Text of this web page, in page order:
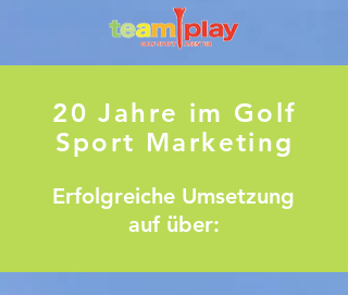
Erfolgreiche Umsetzung
auf über:
20 Jahre im Golf
Sport Marketing